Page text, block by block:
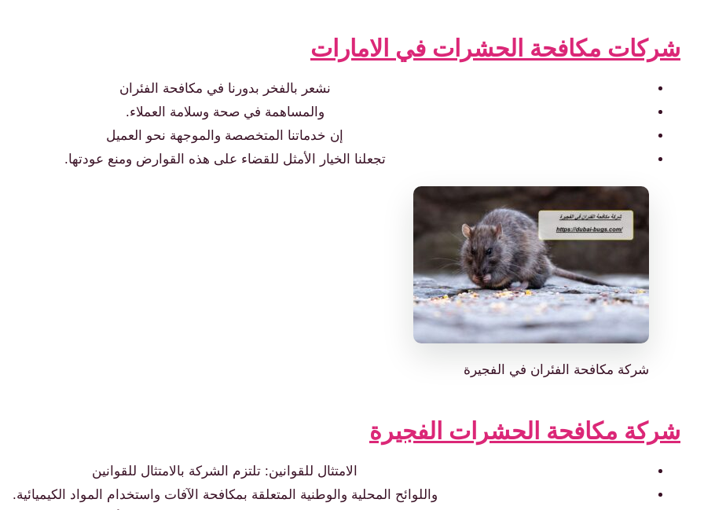
شركات مكافحة الحشرات في الامارات
نشعر بالفخر بدورنا في مكافحة الفئران
والمساهمة في صحة وسلامة العملاء.
إن خدماتنا المتخصصة والموجهة نحو العميل
تجعلنا الخيار الأمثل للقضاء على هذه القوارض ومنع عودتها.
شركة مكافحة الفئران في الفجيرة
شركة مكافحة الحشرات الفجيرة
الامتثال للقوانين: تلتزم الشركة بالامتثال للقوانين
واللوائح المحلية والوطنية المتعلقة بمكافحة الآفات واستخدام المواد الكيميائية.